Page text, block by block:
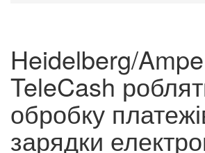
Heidelberg/
TeleCash
обробку
зарядки